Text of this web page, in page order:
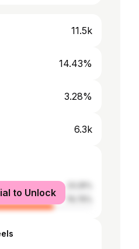
11.5k
14.43%
3.28%
6.3k
to Unlock